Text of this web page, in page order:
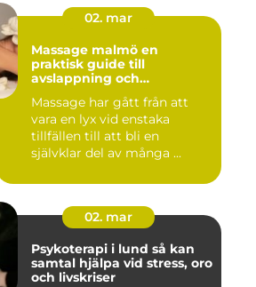
02. mar
Massage malmö en
praktisk guide till
avslappning och
Massage har gått från att
vara en lyx vid enstaka
tillfällen till att bli en
självklar del av många ...
02. mar
Psykoterapi i lund så kan
samtal hjälpa vid stress, oro
och livskriser